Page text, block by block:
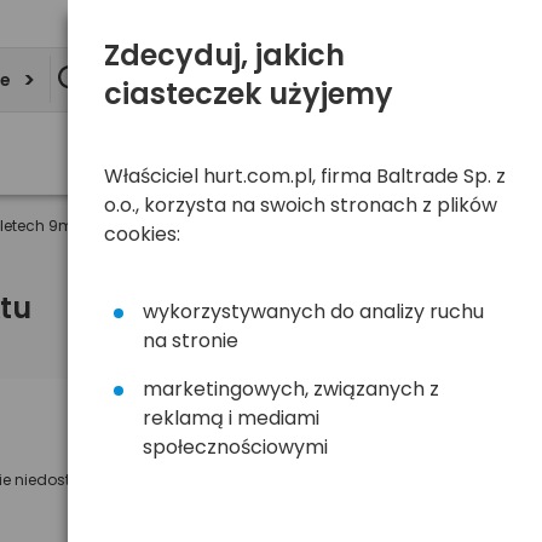
9m
niedostępny
Powiadom mnie o dostępności
Zdecyduj, jakich
ciasteczek użyjemy
Właściciel hurt.com.pl, firma Baltrade Sp. z
o.o., korzysta na swoich stronach z plików
cookies:
wykorzystywanych do analizy ruchu
na stronie
marketingowych, związanych z
reklamą i mediami
społecznościowymi